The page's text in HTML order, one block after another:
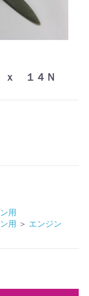
１４Ｎ
用
用 ＞ エンジン